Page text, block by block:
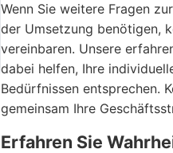
Wenn Sie weitere Fragen
der Umsetzung benötigen,
vereinbaren. Unsere
dabei helfen, Ihre
Bedürfnissen entsprechen.
gemeinsam Ihre
Erfahren Sie